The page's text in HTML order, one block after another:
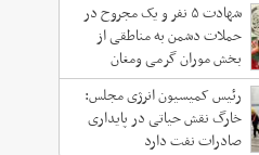
شهادت ۵ نفر و یک مجروح در
حملات دشمن به مناطقی از
بخش موران گرمی ومغان
رئیس کمیسیون انرژی مجلس:
خارگ نقش حیاتی در پایداری
صادرات نفت دارد